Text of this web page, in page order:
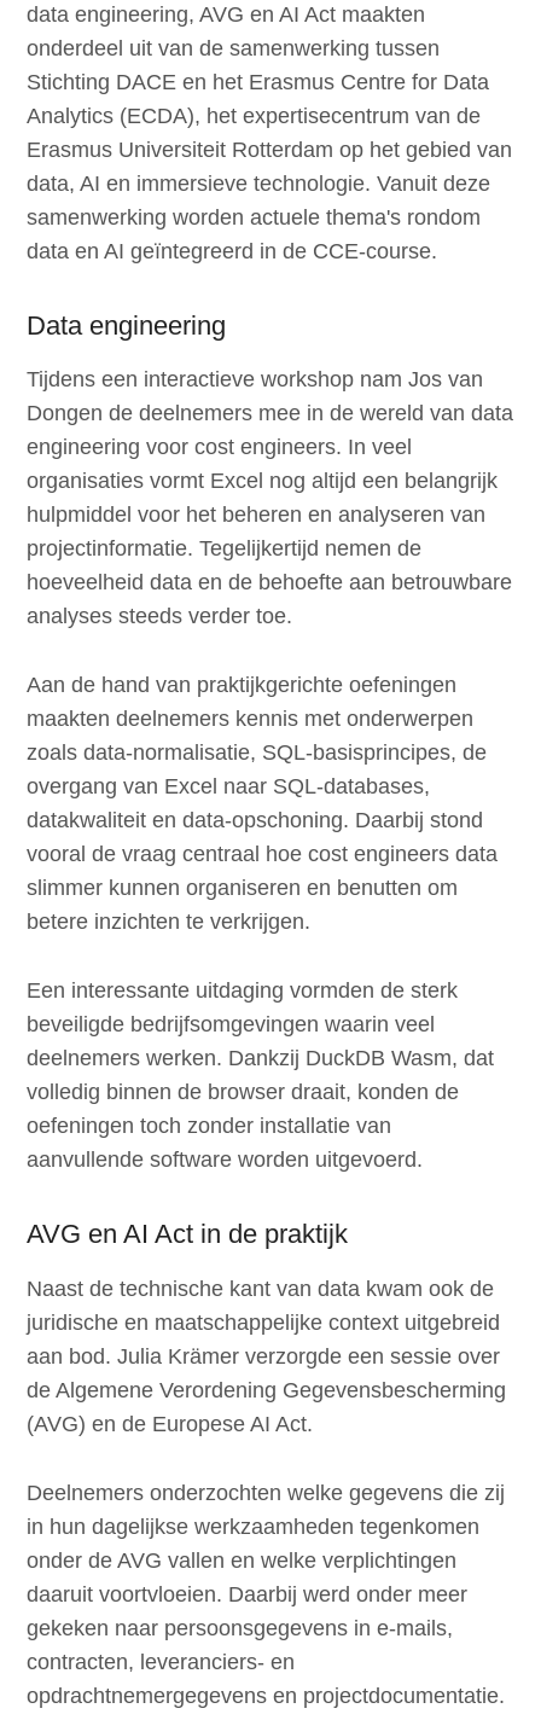
data engineering, AVG en AI Act maakten
onderdeel uit van de samenwerking tussen
Stichting DACE en het Erasmus Centre for Data
Analytics (ECDA), het expertisecentrum van de
Erasmus Universiteit Rotterdam op het gebied van
data, AI en immersieve technologie. Vanuit deze
samenwerking worden actuele thema's rondom
data en AI geïntegreerd in de CCE-course.
Data engineering
Tijdens een interactieve workshop nam Jos van
Dongen de deelnemers mee in de wereld van data
engineering voor cost engineers. In veel
organisaties vormt Excel nog altijd een belangrijk
hulpmiddel voor het beheren en analyseren van
projectinformatie. Tegelijkertijd nemen de
hoeveelheid data en de behoefte aan betrouwbare
analyses steeds verder toe.
Aan de hand van praktijkgerichte oefeningen
maakten deelnemers kennis met onderwerpen
zoals data-normalisatie, SQL-basisprincipes, de
overgang van Excel naar SQL-databases,
datakwaliteit en data-opschoning. Daarbij stond
vooral de vraag centraal hoe cost engineers data
slimmer kunnen organiseren en benutten om
betere inzichten te verkrijgen.
Een interessante uitdaging vormden de sterk
beveiligde bedrijfsomgevingen waarin veel
deelnemers werken. Dankzij DuckDB Wasm, dat
volledig binnen de browser draait, konden de
oefeningen toch zonder installatie van
aanvullende software worden uitgevoerd.
AVG en AI Act in de praktijk
Naast de technische kant van data kwam ook de
juridische en maatschappelijke context uitgebreid
aan bod. Julia Krämer verzorgde een sessie over
de Algemene Verordening Gegevensbescherming
(AVG) en de Europese AI Act.
Deelnemers onderzochten welke gegevens die zij
in hun dagelijkse werkzaamheden tegenkomen
onder de AVG vallen en welke verplichtingen
daaruit voortvloeien. Daarbij werd onder meer
gekeken naar persoonsgegevens in e-mails,
contracten, leveranciers- en
opdrachtnemergegevens en projectdocumentatie.